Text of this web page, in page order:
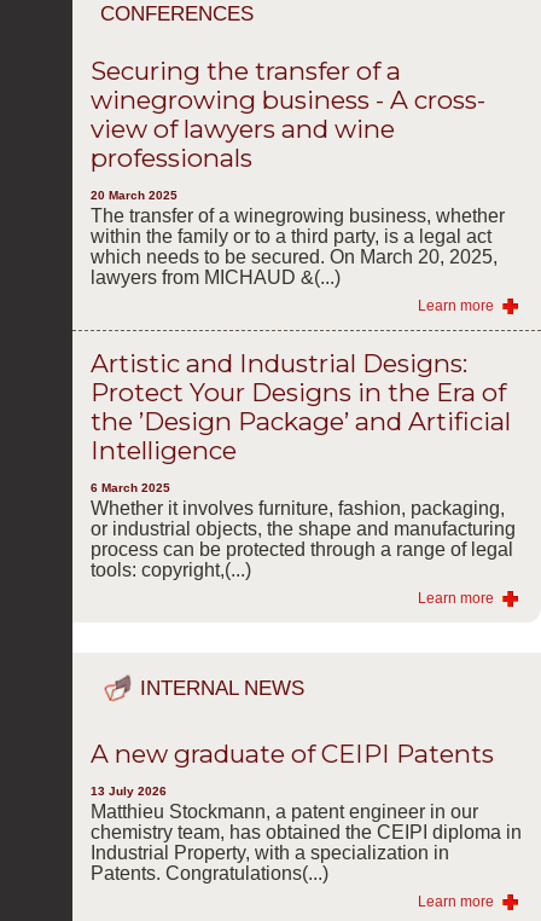
CONFERENCES
Securing the transfer of a
winegrowing business - A cross-
view of lawyers and wine
professionals
20 March 2025
The transfer of a winegrowing business, whether
within the family or to a third party, is a legal act
which needs to be secured. On March 20, 2025,
lawyers from MICHAUD &(...)
Learn more
Artistic and Industrial Designs:
Protect Your Designs in the Era of
the ’Design Package’ and Artificial
Intelligence
6 March 2025
Whether it involves furniture, fashion, packaging,
or industrial objects, the shape and manufacturing
process can be protected through a range of legal
tools: copyright,(...)
Learn more
INTERNAL NEWS
A new graduate of CEIPI Patents
13 July 2026
Matthieu Stockmann, a patent engineer in our
chemistry team, has obtained the CEIPI diploma in
Industrial Property, with a specialization in
Patents. Congratulations(...)
Learn more